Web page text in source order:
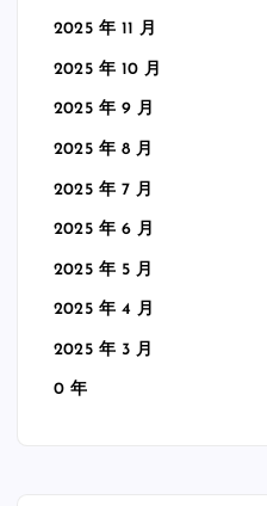
2025 年 11 月
2025 年 10 月
2025 年 9 月
2025 年 8 月
2025 年 7 月
2025 年 6 月
2025 年 5 月
2025 年 4 月
2025 年 3 月
0 年